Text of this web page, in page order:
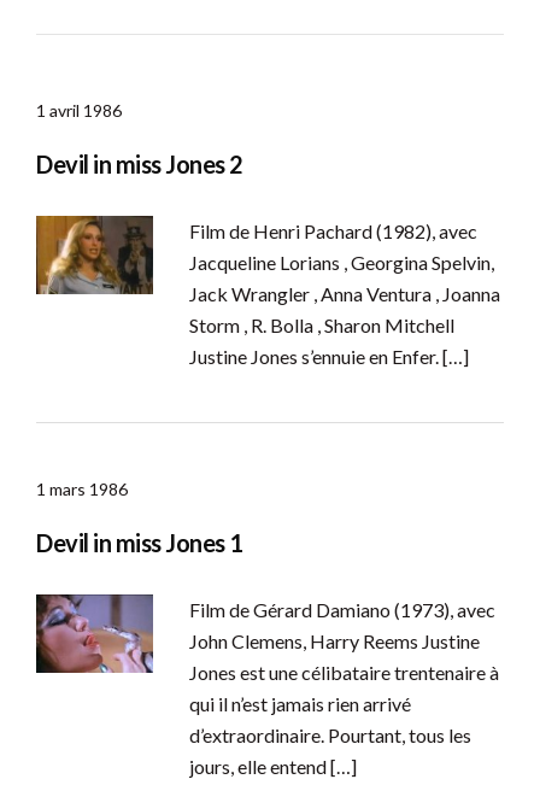
1 avril 1986
Devil in miss Jones 2
Film de Henri Pachard (1982), avec
Jacqueline Lorians , Georgina Spelvin,
Jack Wrangler , Anna Ventura , Joanna
Storm , R. Bolla , Sharon Mitchell
Justine Jones s’ennuie en Enfer. […]
1 mars 1986
Devil in miss Jones 1
Film de Gérard Damiano (1973), avec
John Clemens, Harry Reems Justine
Jones est une célibataire trentenaire à
qui il n’est jamais rien arrivé
d’extraordinaire. Pourtant, tous les
jours, elle entend […]